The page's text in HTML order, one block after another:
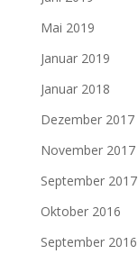
Mai 2019
Januar 2019
Januar 2018
Dezember 2017
November 2017
September 2017
Oktober 2016
September 2016